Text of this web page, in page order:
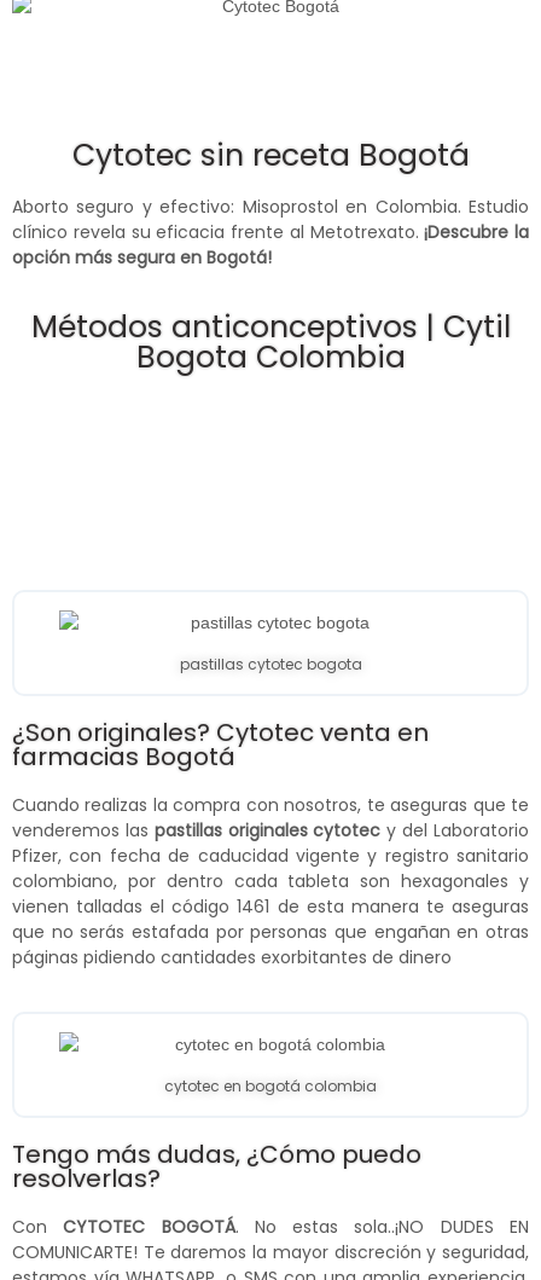
Cytotec sin receta Bogotá
Aborto seguro y efectivo: Misoprostol en Colombia. Estudio
clínico revela su eficacia frente al Metotrexato.¡Descubre la
opción más segura en Bogotá!
Métodos anticonceptivos | Cytil
Bogota Colombia
pastillas cytotec bogota
¿Son originales? Cytotec venta en
farmacias Bogotá
Cuando realizas la compra con nosotros, te aseguras que te
venderemos las pastillas originales cytotec y del Laboratorio
Pfizer, con fecha de caducidad vigente y registro sanitario
colombiano, por dentro cada tableta son hexagonales y
vienen talladas el código 1461 de esta manera te aseguras
que no serás estafada por personas que engañan en otras
páginas pidiendo cantidades exorbitantes de dinero
cytotec en bogotá colombia
Tengo más dudas, ¿Cómo puedo
resolverlas?
ConCYTOTEC BOGOTÁ. No estas sola..¡NO DUDES EN
COMUNICARTE! Te daremos la mayor discreción y seguridad,